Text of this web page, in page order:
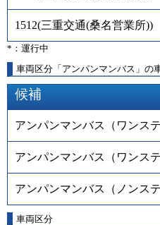
1512(三重交通(桑名営業所))
*：運行中
車両区分「アンパンマンバス」の
候補
アンパンマンバス（ワンス
アンパンマンバス（ワンス
アンパンマンバス（ノンス
車両区分